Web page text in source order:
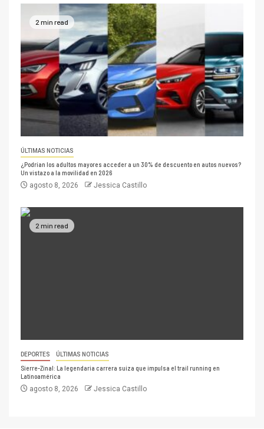
2 min read
ÚLTIMAS NOTICIAS
¿Podrían los adultos mayores acceder a un 30% de descuento en autos nuevos?
Un vistazo a la movilidad en 2026
agosto 8, 2026 Jessica Castillo
2 min read
DEPORTES ÚLTIMAS NOTICIAS
Sierre-Zinal: La legendaria carrera suiza que impulsa el trail running en
Latinoamérica
agosto 8, 2026 Jessica Castillo